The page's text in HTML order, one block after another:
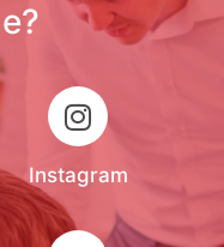
Instagram